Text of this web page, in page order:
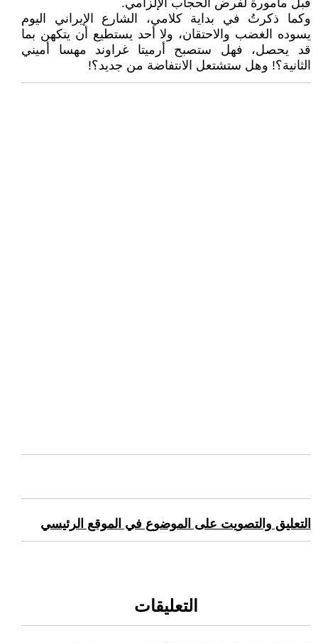
قبل مأمورة لفرض الحجاب الإلزامي.
وكما ذكرتُ في بداية كلامي، الشارع الإيراني اليوم
يسوده الغضب والاحتقان، ولا أحد يستطيع أن يتكهن بما
قد يحصل، فهل ستصبح أرميتا غراوند مهسا أميني
الثانية؟! وهل ستشتعل الانتفاضة من جديد؟!
التعليق والتصويت على الموضوع في الموقع الرئيسي
التعليقات